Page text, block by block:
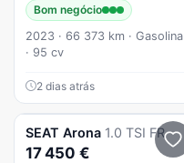
Bom negócio
2023 · 66 373 km · Gasolina
· 95 cv
2 dias atrás
SEAT Arona 1.0 TSI FR
17 450 €